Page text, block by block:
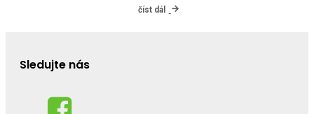
číst dál
Sledujte nás